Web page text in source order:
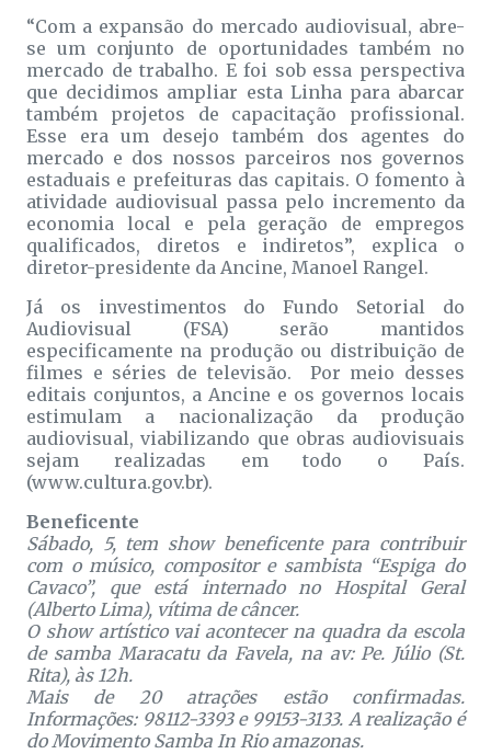
“Com a expansão do mercado audiovisual, abre-
se um conjunto de oportunidades também no
mercado de trabalho. E foi sob essa perspectiva
que decidimos ampliar esta Linha para abarcar
também projetos de capacitação profissional.
Esse era um desejo também dos agentes do
mercado e dos nossos parceiros nos governos
estaduais e prefeituras das capitais. O fomento à
atividade audiovisual passa pelo incremento da
economia local e pela geração de empregos
qualificados, diretos e indiretos”, explica o
diretor-presidente da Ancine, Manoel Rangel.
Já os investimentos do Fundo Setorial do
Audiovisual (FSA) serão mantidos
especificamente na produção ou distribuição de
filmes e séries de televisão. Por meio desses
editais conjuntos, a Ancine e os governos locais
estimulam a nacionalização da produção
audiovisual, viabilizando que obras audiovisuais
sejam realizadas em todo o País.
(www.cultura.gov.br).
Beneficente
Sábado, 5, tem show beneficente para contribuir
com o músico, compositor e sambista “Espiga do
Cavaco”, que está internado no Hospital Geral
(Alberto Lima), vítima de câncer.
O show artístico vai acontecer na quadra da escola
de samba Maracatu da Favela, na av: Pe. Júlio (St.
Rita), às 12h.
Mais de 20 atrações estão confirmadas.
Informações: 98112-3393 e 99153-3133. A realização é
do Movimento Samba In Rio amazonas.